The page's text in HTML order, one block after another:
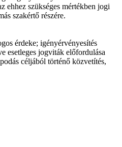
ehhez szükséges mértékben jogi
szakértő részére.
érdeke; igényérvényesítés
esetleges jogviták előfordulása
céljából történő közvetítés,